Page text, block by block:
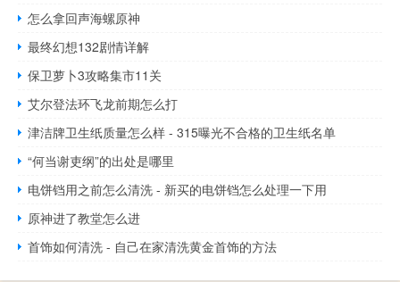
怎么拿回声海螺原神
最终幻想132剧情详解
保卫萝卜3攻略集市11关
艾尔登法环飞龙前期怎么打
津洁牌卫生纸质量怎么样 - 315曝光不合格的卫生纸名单
“何当谢吏纲”的出处是哪里
电饼铛用之前怎么清洗 - 新买的电饼铛怎么处理一下用
原神进了教堂怎么进
首饰如何清洗 - 自己在家清洗黄金首饰的方法